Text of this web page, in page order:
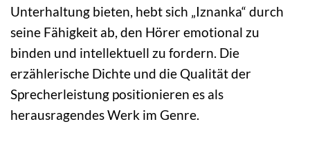
Unterhaltung bieten, hebt sich „Iznanka“ durch
seine Fähigkeit ab, den Hörer emotional zu
binden und intellektuell zu fordern. Die
erzählerische Dichte und die Qualität der
Sprecherleistung positionieren es als
herausragendes Werk im Genre.